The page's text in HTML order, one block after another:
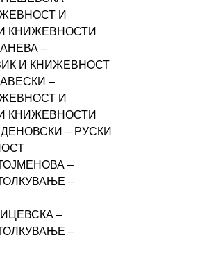
И
КНИЖЕВНОСТИ
–
И КНИЖЕВНОСТ
–
И
КНИЖЕВНОСТИ
– РУСКИ
–
–
–
–